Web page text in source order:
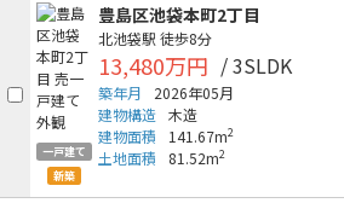
一戸建て
新築
豊島区池袋本町2丁目
北池袋駅 徒歩8分
13,480万円 / 3SLDK
築年月
2026年05月
建物構造 木造
建物面積
141.67m2
土地面積 81.52m2